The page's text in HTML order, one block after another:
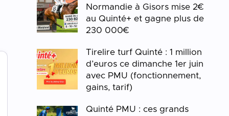
Normandie à Gisors mise 2€
au Quinté+ et gagne plus de
230 000€
Tirelire turf Quinté : 1 million
d’euros ce dimanche 1er juin
avec PMU (fonctionnement,
gains, tarif)
Quinté PMU : ces grands